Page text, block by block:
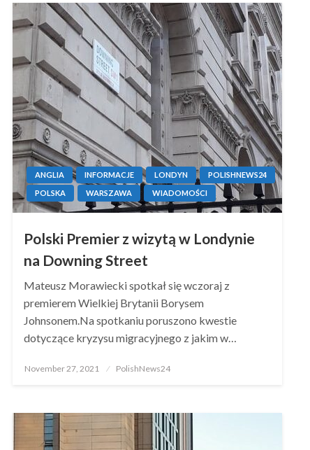
ANGLIA INFORMACJE LONDYN
POLISHNEWS24
POLSKA
WARSZAWA WIADOMOŚCI
Polski Premier z wizytą w Londynie
na Downing Street
Mateusz Morawiecki spotkał się wczoraj z
premierem Wielkiej Brytanii Borysem
Johnsonem.Na spotkaniu poruszono kwestie
dotyczące kryzysu migracyjnego z jakim w…
Posted
November 27, 2021 PolishNews24